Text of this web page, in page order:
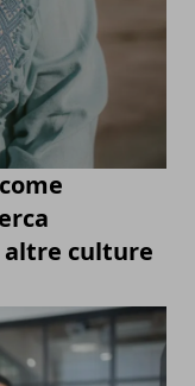
culture